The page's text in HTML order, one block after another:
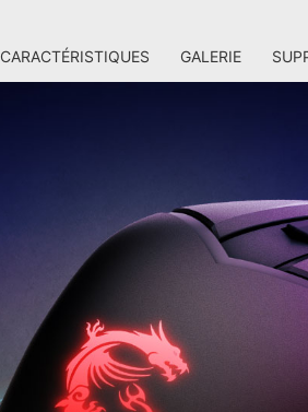
CARACTÉRISTIQUES GALERIE